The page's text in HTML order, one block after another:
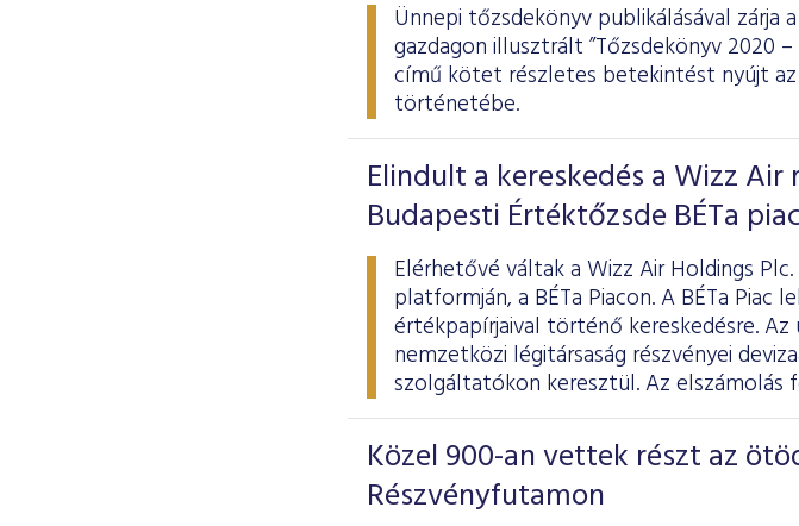
Ünnepi tőzsdekönyv publikálásával
gazdagon illusztrált ”Tőzsdekönyv 2020
című kötet részletes betekintést nyújt az
történetébe.
Elindult a kereskedés a Wizz Air
Budapesti Értéktőzsde BÉTa
Elérhetővé váltak a Wizz Air Holdings
platformján, a BÉTa Piacon. A BÉTa
értékpapírjaival történő kereskedésre.
nemzetközi légitársaság részvényei
szolgáltatókon keresztül. Az elszámolás
Közel 900-an vettek részt az
Részvényfutamon